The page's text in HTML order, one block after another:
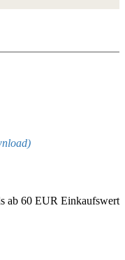
ab 60 EUR Einkaufswert